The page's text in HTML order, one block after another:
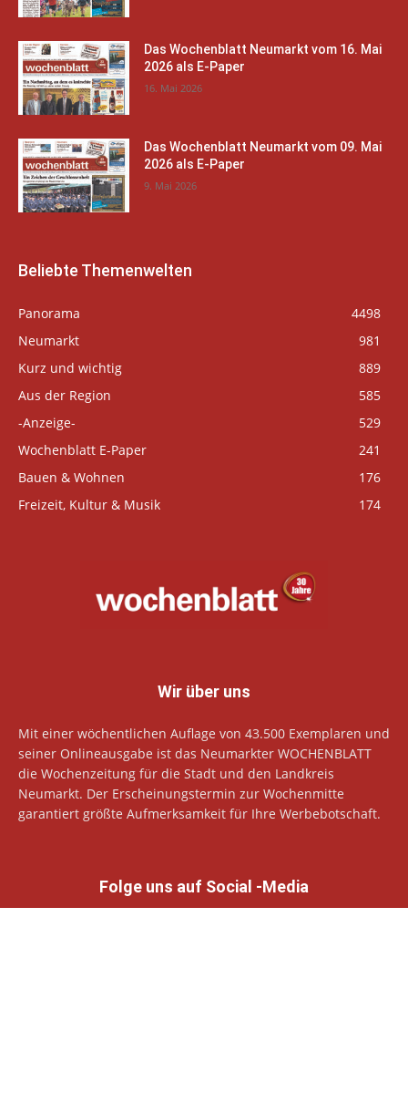
Das Wochenblatt Neumarkt vom 16. Mai
2026 als E-Paper
16. Mai 2026
Das Wochenblatt Neumarkt vom 09. Mai
2026 als E-Paper
9. Mai 2026
Beliebte Themenwelten
Panorama
4498
Neumarkt
981
Kurz und wichtig
889
Aus der Region
585
-Anzeige-
529
Wochenblatt E-Paper
241
Bauen & Wohnen
176
Freizeit, Kultur & Musik
174
Wir über uns
Mit einer wöchentlichen Auflage von 43.500 Exemplaren und
seiner Onlineausgabe ist das Neumarkter WOCHENBLATT
die Wochenzeitung für die Stadt und den Landkreis
Neumarkt. Der Erscheinungstermin zur Wochenmitte
garantiert größte Aufmerksamkeit für Ihre Werbebotschaft.
Folge uns auf Social -Media